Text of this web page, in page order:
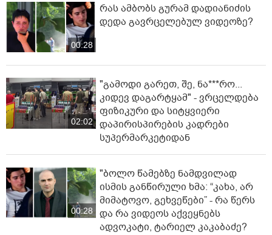
00:28
რას ამბობს გურამ დადიანიძის
დედა გავრცელებულ ვიდეოზე?
02:02
"გამოდი გარეთ, შე, ნა***რო...
კიდევ დაგარტყამ" - ვრცელდება
ფიზიკური და სიტყვიერი
დაპირისპირების კადრები
სუპერმარკეტიდან
00:28
"ბოლო წამებზე ნამდვილად
ისმის განწირული ხმა: “კახა, არ
მიმატოვო, გეხვეწები” - რა წერს
და რა ვიდეოს აქვეყნებს
ადვოკატი, ტარიელ კაკაბაძე?